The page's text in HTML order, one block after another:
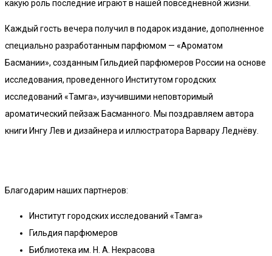
какую роль последние играют в нашей повседневной жизни.
Каждый гость вечера получил в подарок издание, дополненное
специально разработанным парфюмом — «Ароматом
Басмании», созданным Гильдией парфюмеров России на основе
исследования, проведенного Институтом городских
исследований «Тамга», изучившими неповторимый
ароматический пейзаж Басманного. Мы поздравляем автора
книги Ингу Лев и дизайнера и иллюстратора Варвару Леднёву.
Благодарим наших партнеров:
Институт городских исследований «Тамга»
Гильдия парфюмеров
Библиотека им. Н. А. Некрасова